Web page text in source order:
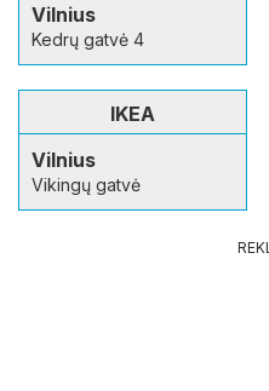
Vilnius
Kedrų gatvė 4
IKEA
Vilnius
Vikingų gatvė